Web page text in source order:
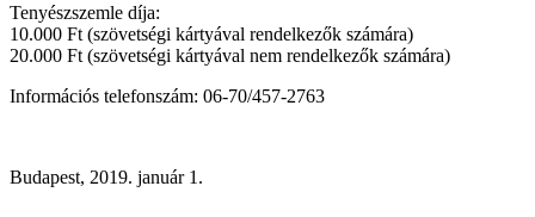
Tenyészszemle díja:
10.000 Ft (szövetségi kártyával rendelkezők számára)
20.000 Ft (szövetségi kártyával nem rendelkezők számára)
Információs telefonszám: 06-70/457-2763
Budapest, 2019. január 1.